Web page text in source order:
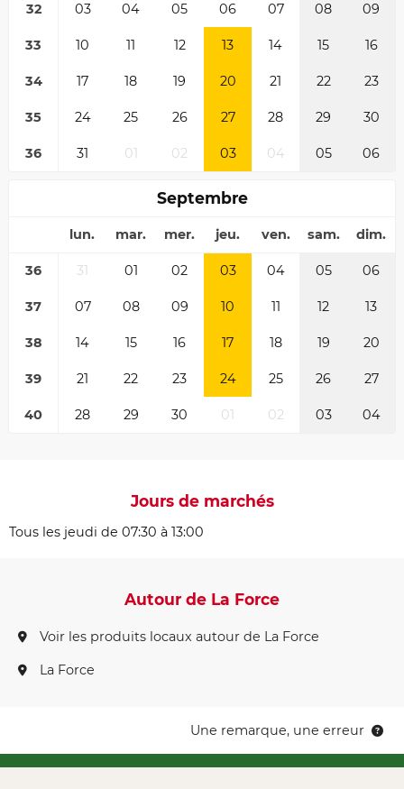
32 03 04 05 06 07 08 09
33 10 11 12 13 14 15 16
34 17 18 19 20 21 22 23
35 24 25 26 27 28 29 30
36 31 01 02 03 04 05 06
Septembre
lun. mar. mer. jeu. ven. sam. dim.
36 31 01 02 03 04 05 06
37 07 08 09 10 11 12 13
38 14 15 16 17 18 19 20
39 21 22 23 24 25 26 27
40 28 29 30 01 02 03 04
Jours de marchés
Tous les jeudi de 07:30 à 13:00
Autour de La Force
Voir les produits locaux autour de La Force
La Force
Une remarque, une erreur